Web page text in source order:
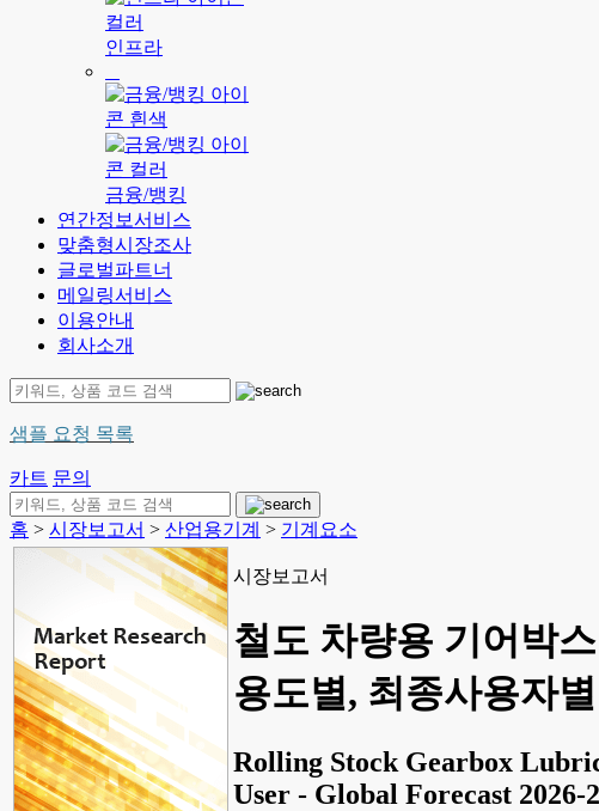
인프라
금융/뱅킹
연간정보서비스
맞춤형시장조사
글로벌파트너
메일링서비스
이용안내
회사소개
샘플 요청 목록
카트 문의
홈 > 시장보고서 > 산업용기계 > 기계요소
시장보고서
철도 차량용 기어박
용도별, 최종사용자
Rolling Stock Gearbox
User - Global Forecast 2026-